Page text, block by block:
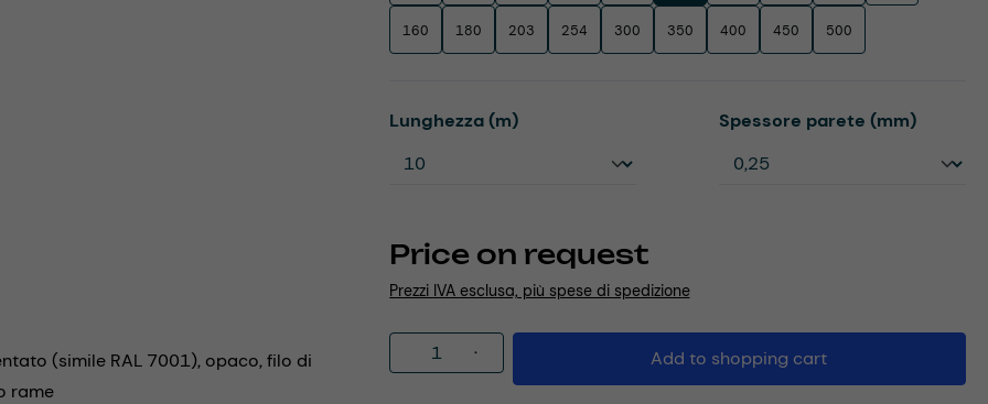
Price on request
Prezzi IVA esclusa, più spese di spedizione
160 180 203 254 300 350 400 450 500
Select
Lunghezza (m) Select
Spessore parete (mm)
Product Quantity: Enter the desired amount
Add to shopping cart
(simile RAL 7001), opaco, filo di
rame